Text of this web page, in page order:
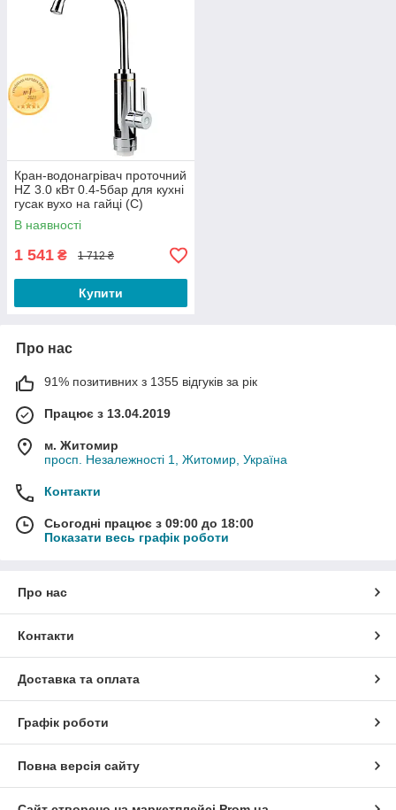
Кран-водонагрівач проточний
HZ 3.0 кВт 0.4-5бар для кухні
гусак вухо на гайці (C)
AQUATICA (HZ-6B143C)
В наявності
1 541 ₴ 1 712 ₴
Купити
Про нас
91% позитивних з 1355 відгуків за рік
Працює з 13.04.2019
м. Житомир
просп. Незалежності 1, Житомир, Україна
Контакти
Сьогодні працює з 09:00 до 18:00
Показати весь графік роботи
Про нас
Контакти
Доставка та оплата
Графік роботи
Повна версія сайту